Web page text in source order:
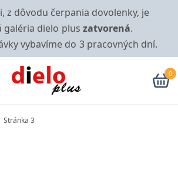
z dôvodu čerpania dovolenky, je
galéria dielo plus zatvorená.
vybavíme do 3 pracovných dní.
0
Stránka 3